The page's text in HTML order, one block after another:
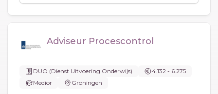
Adviseur Procescontrol
DUO (Dienst Uitvoering Onderwijs)
4.132 - 6.275
Medior
Groningen